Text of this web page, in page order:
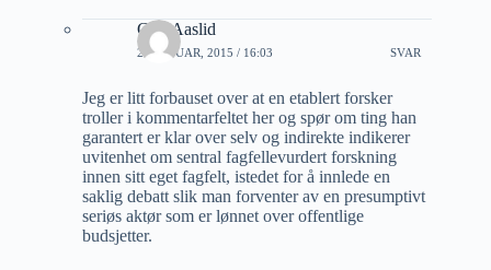
Geir Aaslid
21 JANUAR, 2015 / 16:03 SVAR
Jeg er litt forbauset over at en etablert forsker
troller i kommentarfeltet her og spør om ting han
garantert er klar over selv og indirekte indikerer
uvitenhet om sentral fagfellevurdert forskning
innen sitt eget fagfelt, istedet for å innlede en
saklig debatt slik man forventer av en presumptivt
seriøs aktør som er lønnet over offentlige
budsjetter.